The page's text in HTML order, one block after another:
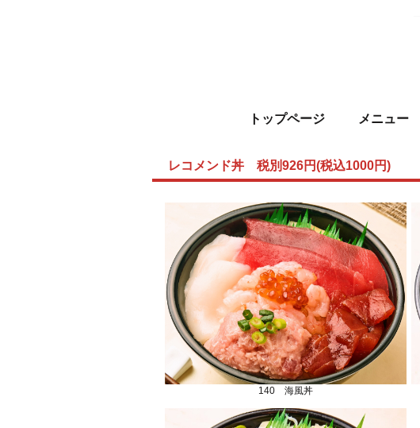
トップページ メニュー
レコメンド丼 税別926円(税込1000円)
140 海風丼